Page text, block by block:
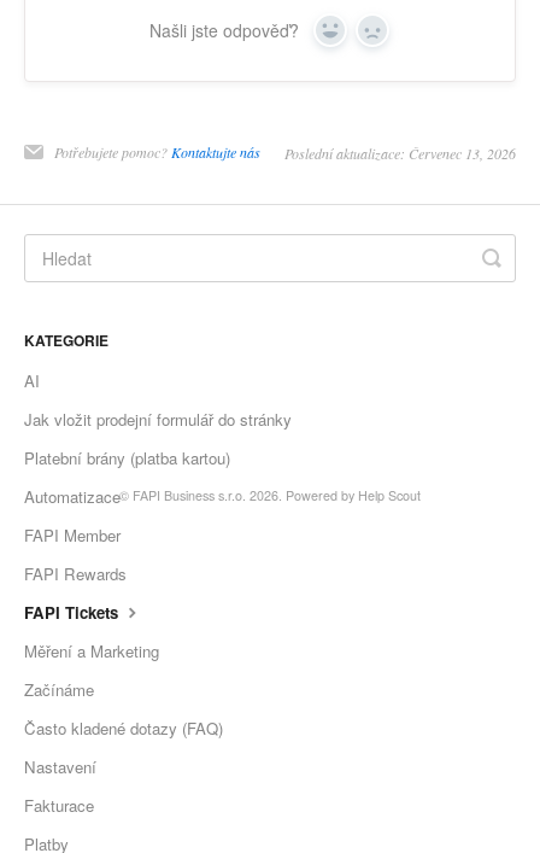
Našli jste odpověď? Yes No
Potřebujete pomoc? Kontaktujte nás Poslední aktualizace: Červenec 13, 2026
KATEGORIE
AI
Jak vložit prodejní formulář do stránky
Platební brány (platba kartou)
Automatizace
FAPI Member
FAPI Rewards
FAPI Tickets
Měření a Marketing
Začínáme
Často kladené dotazy (FAQ)
Nastavení
Fakturace
Platby
© FAPI Business s.r.o. 2026. Powered by Help Scout